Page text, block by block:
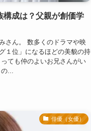
構成は？父親が創価学
さん。 数多くのドラマや映
１位」になるほどの美貌の持
ても仲のよいお兄さんがい
...
俳優（女優）